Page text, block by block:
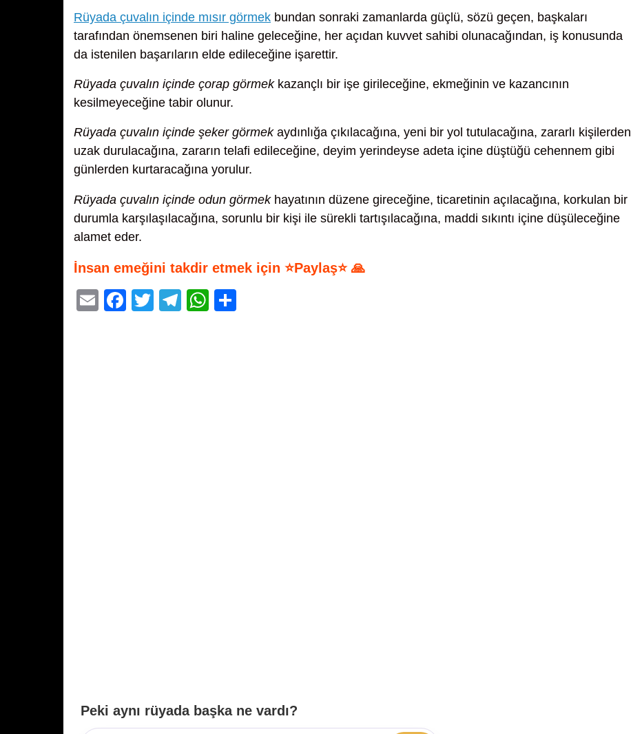
Rüyada çuvalın içinde mısır görmek bundan sonraki zamanlarda güçlü, sözü geçen, başkaları
tarafından önemsenen biri haline geleceğine, her açıdan kuvvet sahibi olunacağından, iş konusunda
da istenilen başarıların elde edileceğine işarettir.
Rüyada çuvalın içinde çorap görmekkazançlı bir işe girileceğine, ekmeğinin ve kazancının
kesilmeyeceğine tabir olunur.
Rüyada çuvalın içinde şeker görmekaydınlığa çıkılacağına, yeni bir yol tutulacağına, zararlı kişilerden
uzak durulacağına, zararın telafi edileceğine, deyim yerindeyse adeta içine düştüğü cehennem gibi
günlerden kurtaracağına yorulur.
Rüyada çuvalın içinde odun görmekhayatının düzene gireceğine, ticaretinin açılacağına, korkulan bir
durumla karşılaşılacağına, sorunlu bir kişi ile sürekli tartışılacağına, maddi sıkıntı içine düşüleceğine
alamet eder.
İnsan emeğini takdir etmek için ⭐Paylaş⭐ 🙏
E
F
T
T
W
Peki aynı rüyada başka ne vardı?